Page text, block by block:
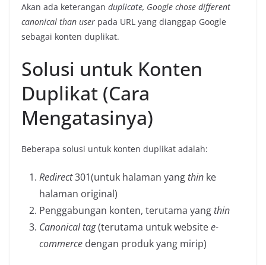
Akan ada keterangan duplicate, Google chose different
canonical than user pada URL yang dianggap Google
sebagai konten duplikat.
Solusi untuk Konten
Duplikat (Cara
Mengatasinya)
Beberapa solusi untuk konten duplikat adalah:
Redirect301(untuk halaman yangthin ke
halaman original)
Penggabungan konten, terutama yangthin
Canonical tag(terutama untuk websitee-
commerce dengan produk yang mirip)